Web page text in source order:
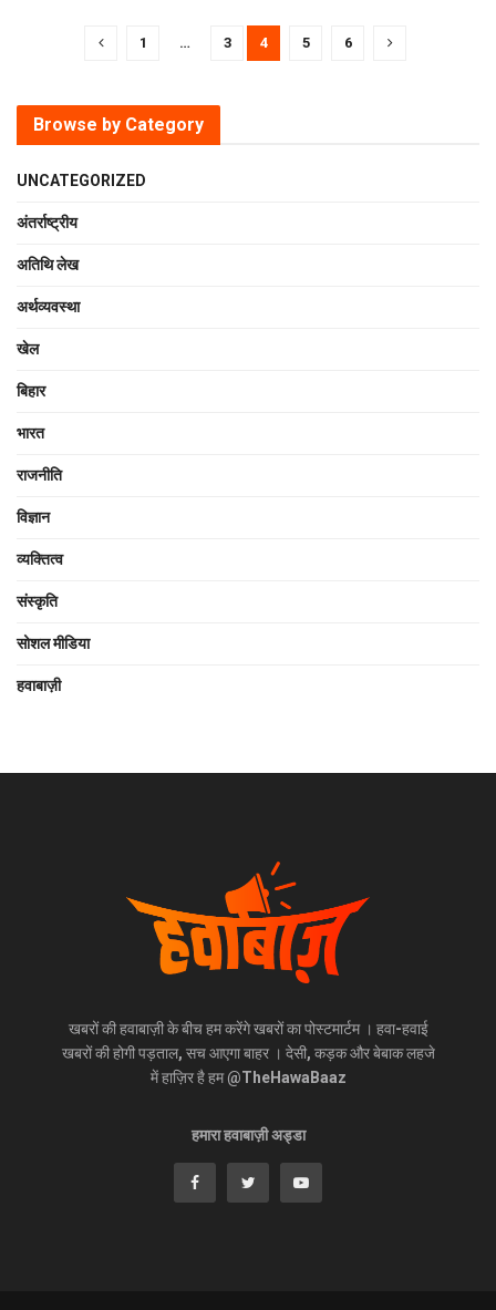
1 … 3 4 5 6
Browse by Category
UNCATEGORIZED
अंतर्राष्ट्रीय
अतिथि लेख
अर्थव्यवस्था
खेल
बिहार
भारत
राजनीति
विज्ञान
व्यक्तित्व
संस्कृति
सोशल मीडिया
हवाबाज़ी
खबरों की हवाबाज़ी के बीच हम करेंगे खबरों का पोस्टमार्टम । हवा-हवाई
खबरों की होगी पड़ताल, सच आएगा बाहर । देसी, कड़क और बेबाक लहजे
में हाज़िर है हम @TheHawaBaaz
हमारा हवाबाज़ी अड्डा